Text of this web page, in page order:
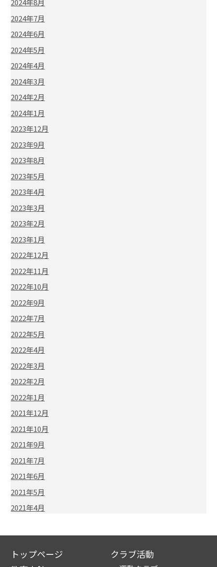
2024年8月
2024年7月
2024年6月
2024年5月
2024年4月
2024年3月
2024年2月
2024年1月
2023年12月
2023年9月
2023年8月
2023年5月
2023年4月
2023年3月
2023年2月
2023年1月
2022年12月
2022年11月
2022年10月
2022年9月
2022年7月
2022年5月
2022年4月
2022年3月
2022年2月
2022年1月
2021年12月
2021年10月
2021年9月
2021年7月
2021年6月
2021年5月
2021年4月
トップページ
クラブ活動